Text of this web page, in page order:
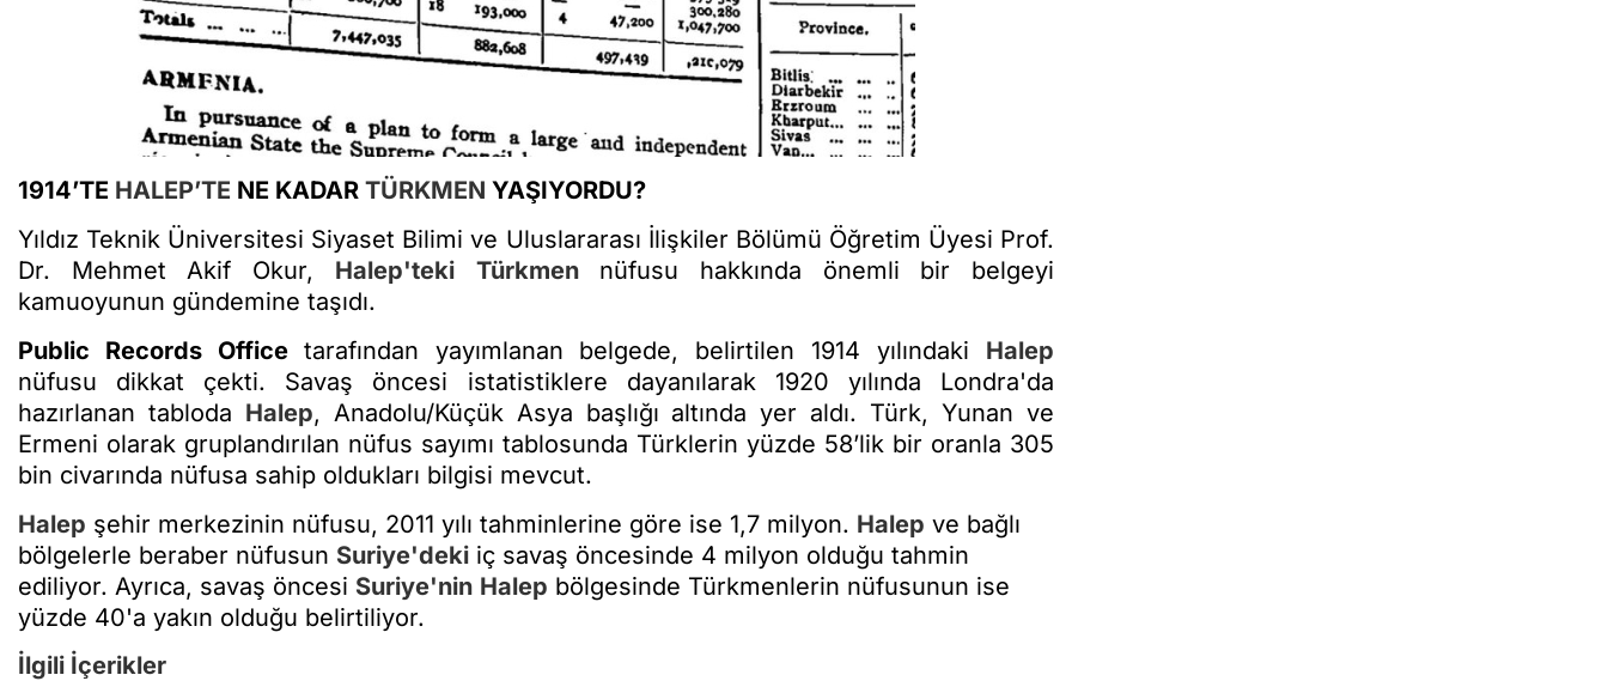
1914’TE HALEP’TE NE KADAR TÜRKMEN YAŞIYORDU?
Yıldız Teknik Üniversitesi Siyaset Bilimi ve Uluslararası İlişkiler Bölümü Öğretim Üyesi Prof.
Dr. Mehmet Akif Okur, Halep'teki Türkmennüfusu hakkında önemli bir belgeyi
kamuoyunun gündemine taşıdı.
Public Records Office tarafından yayımlanan belgede, belirtilen 1914 yılındaki Halep
nüfusu dikkat çekti. Savaş öncesi istatistiklere dayanılarak 1920 yılında Londra'da
hazırlanan tabloda Halep, Anadolu/Küçük Asya başlığı altında yer aldı. Türk, Yunan ve
Ermeni olarak gruplandırılan nüfus sayımı tablosunda Türklerin yüzde 58’lik bir oranla 305
bin civarında nüfusa sahip oldukları bilgisi mevcut.
Halep şehir merkezinin nüfusu, 2011 yılı tahminlerine göre ise 1,7 milyon. Halep ve bağlı
bölgelerle beraber nüfusun Suriye'deki iç savaş öncesinde 4 milyon olduğu tahmin
ediliyor. Ayrıca, savaş öncesi Suriye'nin Halep bölgesinde Türkmenlerin nüfusunun ise
yüzde 40'a yakın olduğu belirtiliyor.
İlgili İçerikler